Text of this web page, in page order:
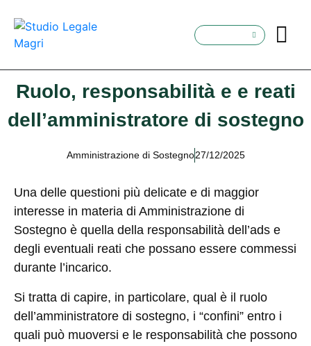
Ruolo, responsabilità e e reati
dell’amministratore di sostegno
Amministrazione di Sostegno27/12/2025
Una delle questioni più delicate e di maggior
interesse in materia di Amministrazione di
Sostegno è quella della responsabilità dell’ads e
degli eventuali reati che possano essere commessi
durante l’incarico.
Si tratta di capire, in particolare, qual è il ruolo
dell’amministratore di sostegno, i “confini” entro i
quali può muoversi e le responsabilità che possono